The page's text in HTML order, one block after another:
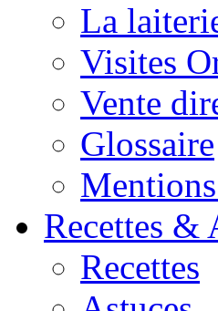
La
Visites
Vente
Glossaire
Recettes &
Recettes